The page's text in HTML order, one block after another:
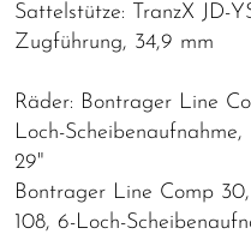
Sattelstütze: TranzX JD-
Zugführung, 34,9 mm
Räder: Bontrager Line
Loch-Scheibenaufnahme,
29"
Bontrager Line Comp
108, 6-Loch-